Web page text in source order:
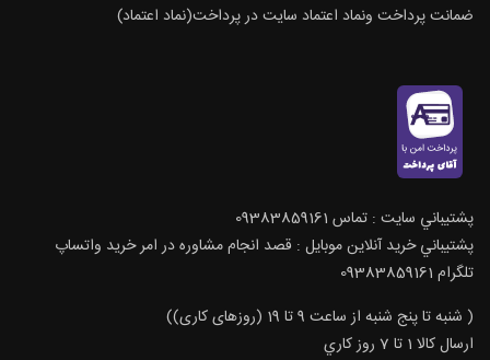
ضمانت پرداخت ونماد اعتماد سایت در پرداخت(نماد اعتماد)
پشتيباني سايت : تماس 09383859161
پشتيباني خريد آنلاين موبايل : قصد انجام مشاوره در امر خرید واتساپ
تلگرام 09383859161
( شنبه تا پنج شنبه از ساعت 9 تا 19 (روزهای کاری))
ارسال كالا 1 تا 7 روز كاري